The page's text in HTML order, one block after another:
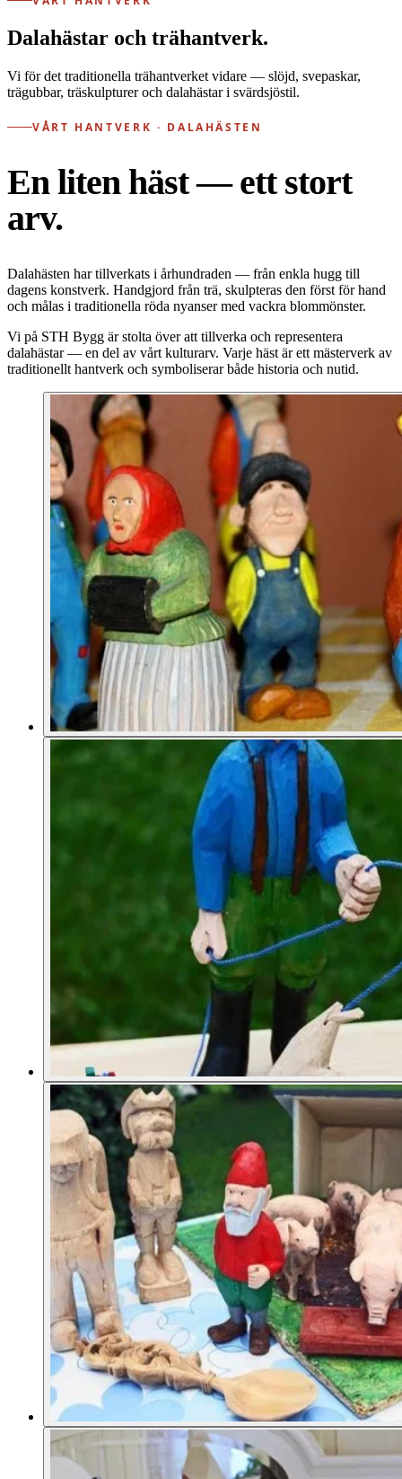
Dalahästar och trähantverk.
Vi för det traditionella trähantverket vidare — slöjd, svepaskar,
trägubbar, träskulpturer och dalahästar i svärdsjöstil.
VÅRT HANTVERK · DALAHÄSTEN
En liten häst — ett stort
arv.
Dalahästen har tillverkats i århundraden — från enkla hugg till
dagens konstverk. Handgjord från trä, skulpteras den först för hand
och målas i traditionella röda nyanser med vackra blommönster.
Vi på STH Bygg är stolta över att tillverka och representera
dalahästar — en del av vårt kulturarv. Varje häst är ett mästerverk av
traditionellt hantverk och symboliserar både historia och nutid.